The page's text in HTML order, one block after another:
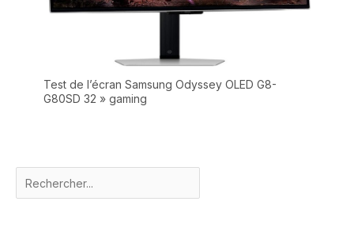
Test de l’écran Samsung Odyssey OLED G8-
G80SD 32 » gaming